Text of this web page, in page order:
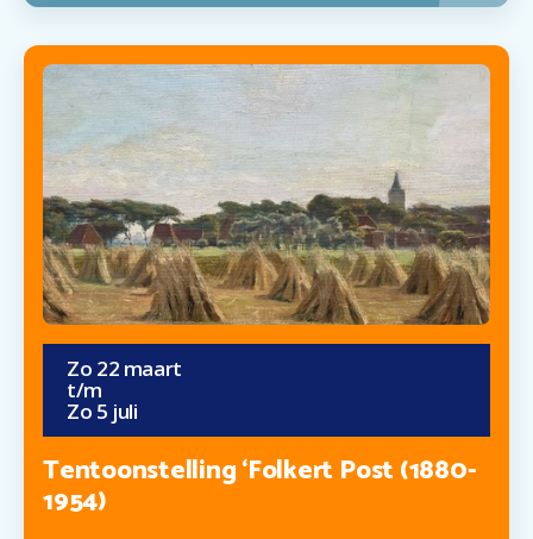
Zo 22 maart
t/m
Zo 5 juli
Tentoonstelling ‘Folkert Post (1880-
1954)